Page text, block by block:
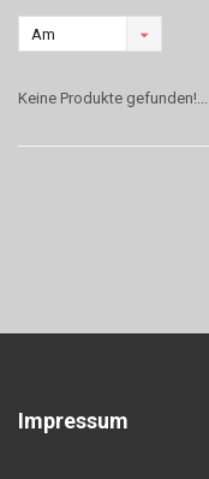
Am
angesehen
Keine Produkte gefunden!...
Impressum